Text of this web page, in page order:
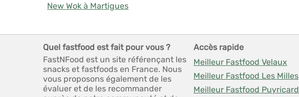
New Wok à Martigues
Quel fastfood est fait pour vous ?
FastNFood est un site référençant les
snacks et fastfoods en France. Nous
vous proposons également de les
évaluer et de les recommander
Accès rapide
Meilleur Fastfood Velaux
Meilleur Fastfood Les Milles
Meilleur Fastfood Puyricard